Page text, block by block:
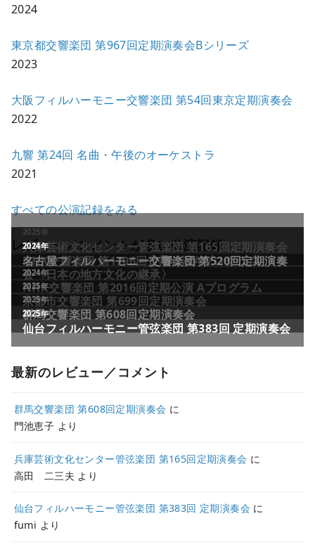
2024
東京都交響楽団 第967回定期演奏会Bシリーズ
2023
大阪フィルハーモニー交響楽団 第54回東京定期演奏会
2022
九響 第24回 名曲・午後のオーケストラ
2021
すべての公演記録をみる
レビュー／コメントが多い公演記録
最新のレビュー／コメント
群馬交響楽団 第608回定期演奏会 に
門池恵子 より
兵庫芸術文化センター管弦楽団 第165回定期演奏会 に
高田 二三夫 より
仙台フィルハーモニー管弦楽団 第383回 定期演奏会 に
fumi より